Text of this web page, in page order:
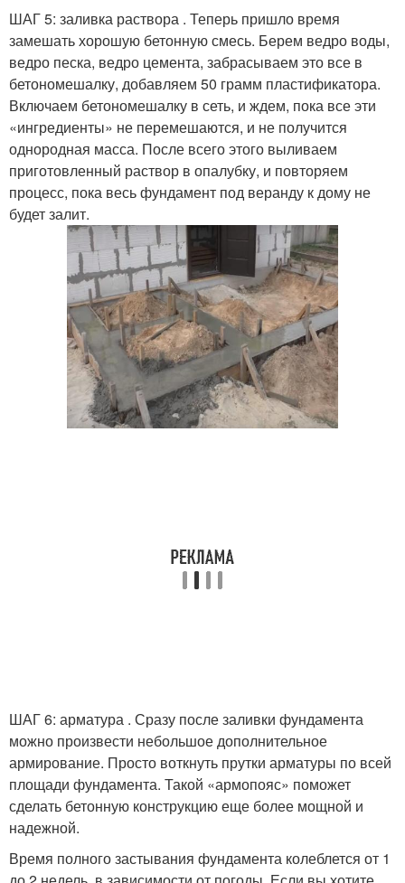
ШАГ 5: заливка раствора . Теперь пришло время
замешать хорошую бетонную смесь. Берем ведро воды,
ведро песка, ведро цемента, забрасываем это все в
бетономешалку, добавляем 50 грамм пластификатора.
Включаем бетономешалку в сеть, и ждем, пока все эти
«ингредиенты» не перемешаются, и не получится
однородная масса. После всего этого выливаем
приготовленный раствор в опалубку, и повторяем
процесс, пока весь фундамент под веранду к дому не
будет залит.
ШАГ 6: арматура . Сразу после заливки фундамента
можно произвести небольшое дополнительное
армирование. Просто воткнуть прутки арматуры по всей
площади фундамента. Такой «армопояс» поможет
сделать бетонную конструкцию еще более мощной и
надежной.
Время полного застывания фундамента колеблется от 1